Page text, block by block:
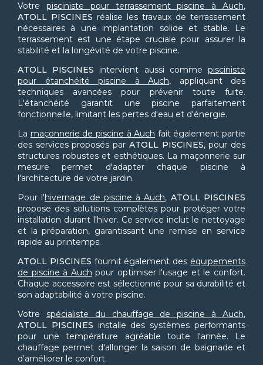
Votre pisciniste pour terrassement piscine à Auch,
ATOLL PISCINES réalise les travaux de terrassement
nécessaires à une implantation solide et stable. Le
terrassement est une étape cruciale pour assurer la
stabilité et la longévité de votre piscine.
ATOLL PISCINES intervient aussi commepisciniste
pour étanchéité piscine à Auch, appliquant des
techniques avancées pour prévenir toute fuite.
L'étanchéité garantit une piscine parfaitement
fonctionnelle, limitant les pertes d'eau et d'énergie.
La maçonnerie de piscine à Auch fait également partie
des services proposés par ATOLL PISCINES, pour des
structures robustes et esthétiques. La maçonnerie sur
mesure permet d'adapter chaque piscine à
l'architecture de votre jardin.
Pour l'hivernage de piscine à Auch, ATOLL PISCINES
propose des solutions complètes pour protéger votre
installation durant l'hiver. Ce service inclut le nettoyage
et la préparation, garantissant une remise en service
rapide au printemps.
ATOLL PISCINES fournit également des équipements
de piscine à Auch pour optimiser l'usage et le confort.
Chaque accessoire est sélectionné pour sa durabilité et
son adaptabilité à votre piscine.
Votre spécialiste du chauffage de piscine à Auch,
ATOLL PISCINES installe des systèmes performants
pour une température agréable toute l'année. Le
chauffage permet d'allonger la saison de baignade et
d'améliorer le confort.